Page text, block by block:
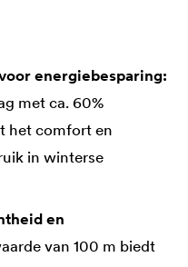
energiebesparing:
met ca. 60%
het comfort en
in winterse
en
van 100 m biedt